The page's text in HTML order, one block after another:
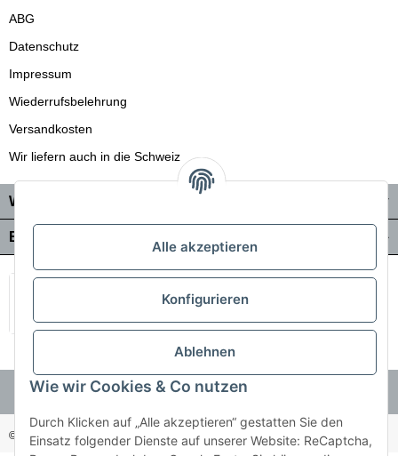
ABG
Datenschutz
Impressum
Wiederrufsbelehrung
Versandkosten
Wir liefern auch in die Schweiz
Wo Sie uns finden
Bezahlung & Versand
© Holzner-Trading GmbH&Co KG Besucherzähler: 3514499
Alle akzeptieren
Konfigurieren
Ablehnen
Wie wir Cookies & Co nutzen
Durch Klicken auf „Alle akzeptieren“ gestatten Sie den
Einsatz folgender Dienste auf unserer Website: ReCaptcha,